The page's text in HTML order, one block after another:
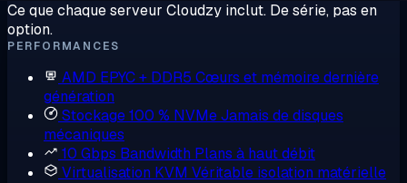
Ce que chaque serveur Cloudzy inclut. De série, pas en
option.
PERFORMANCES
AMD EPYC + DDR5 Cœurs et mémoire dernière
génération
Stockage 100 % NVMeJamais de disques
mécaniques
10 Gbps Bandwidth Plans à haut débit
Virtualisation KVM Véritable isolation matérielle